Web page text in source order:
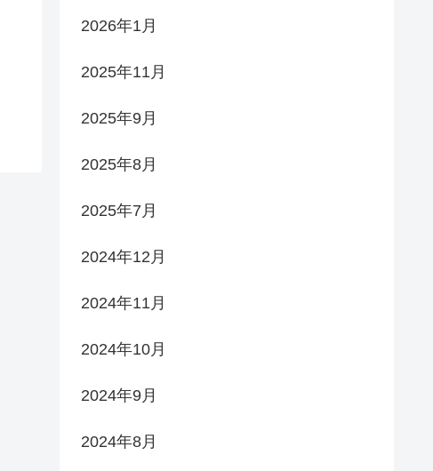
2026年1月
2025年11月
2025年9月
2025年8月
2025年7月
2024年12月
2024年11月
2024年10月
2024年9月
2024年8月